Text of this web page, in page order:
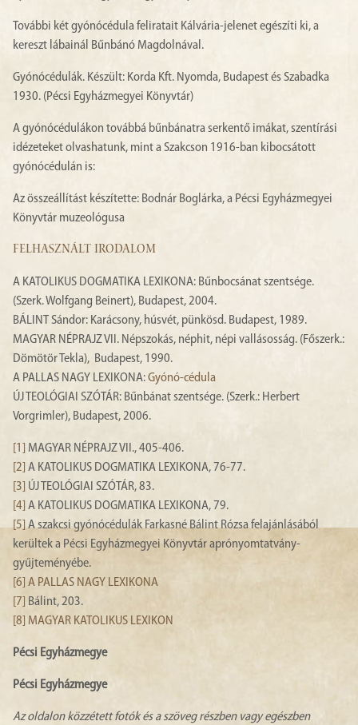
További két gyónócédula feliratait Kálvária-jelenet egészíti ki, a
kereszt lábainál Bűnbánó Magdolnával.
Gyónócédulák. Készült: Korda Kft. Nyomda, Budapest és Szabadka
1930. (Pécsi Egyházmegyei Könyvtár)
A gyónócédulákon továbbá bűnbánatra serkentő imákat, szentírási
idézeteket olvashatunk, mint a Szakcson 1916-ban kibocsátott
gyónócédulán is:
Az összeállítást készítette: Bodnár Boglárka, a Pécsi Egyházmegyei
Könyvtár muzeológusa
FELHASZNÁLT IRODALOM
A KATOLIKUS DOGMATIKA LEXIKONA: Bűnbocsánat szentsége.
(Szerk. Wolfgang Beinert), Budapest, 2004.
BÁLINT Sándor: Karácsony, húsvét, pünkösd. Budapest, 1989.
MAGYAR NÉPRAJZ VII. Népszokás, néphit, népi vallásosság. (Főszerk.:
Dömötör Tekla), Budapest, 1990.
A PALLAS NAGY LEXIKONA:Gyónó-cédula
ÚJ TEOLÓGIAI SZÓTÁR: Bűnbánat szentsége. (Szerk.: Herbert
Vorgrimler), Budapest, 2006.
[1]
MAGYAR NÉPRAJZ VII., 405-406.
[2] A KATOLIKUS DOGMATIKA LEXIKONA, 76-77.
[3] ÚJ TEOLÓGIAI SZÓTÁR, 83.
[4] A KATOLIKUS DOGMATIKA LEXIKONA, 79.
[5]A szakcsi gyónócédulák Farkasné Bálint Rózsa felajánlásából
kerültek a Pécsi Egyházmegyei Könyvtár aprónyomtatvány-
gyűjteményébe.
[6] A PALLAS NAGY LEXIKONA
[7] Bálint, 203.
[8] MAGYAR KATOLIKUS LEXIKON
Pécsi Egyházmegye
Pécsi Egyházmegye
Az oldalon közzétett fotók és a szöveg részben vagy egészben